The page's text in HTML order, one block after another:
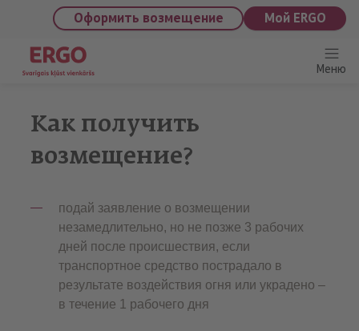
saturu
Оформить возмещение Мой ERGO
Меню
Kак получить
возмещение?
подай заявление о возмещении
незамедлительно, но не позже 3 рабочих
дней после происшествия, если
транспортное средство пострадало в
результате воздействия огня или украдено –
в течение 1 рабочего дня